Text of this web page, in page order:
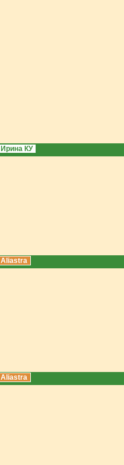
Ирина КУ
Aliastra
Aliastra